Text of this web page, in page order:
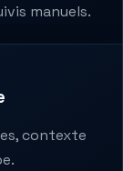
manuels.
contexte